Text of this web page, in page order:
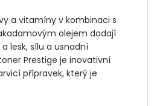
a vitamíny v kombinaci s
olejem dodají
lesk, sílu a usnadní
Prestige je inovativní
přípravek, který je